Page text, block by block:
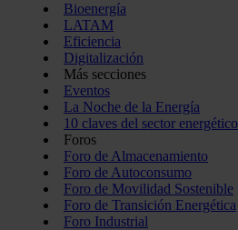
Bioenergía
LATAM
Eficiencia
Digitalización
Más secciones
Eventos
La Noche de la Energía
10 claves del sector energético
Foros
Foro de Almacenamiento
Foro de Autoconsumo
Foro de Movilidad Sostenible
Foro de Transición Energética
Foro Industrial